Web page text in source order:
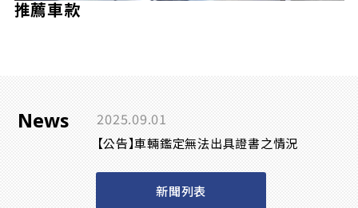
推薦車款
News 2025.09.01
【公告】車輛鑑定無法出具證書之情況
新聞列表